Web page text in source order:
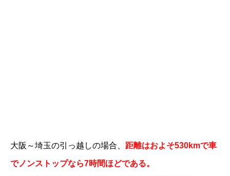
大阪～埼玉の引っ越しの場合、 距離はおよそ530kmで車
でノンストップなら7時間ほどである。